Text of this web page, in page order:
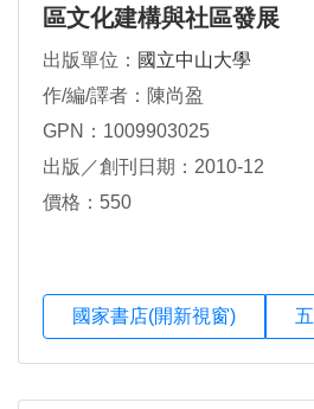
區文化建構與社區發展
出版單位： 國立中山大學
作/編/譯者：陳尚盈
GPN：1009903025
出版／創刊日期：2010-12
價格：550
國家書店(開新視窗)